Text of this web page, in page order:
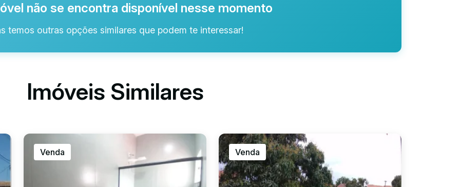
não se encontra disponível nesse momento
temos outras opções similares que podem te interessar!
Imóveis Similares
Venda Venda